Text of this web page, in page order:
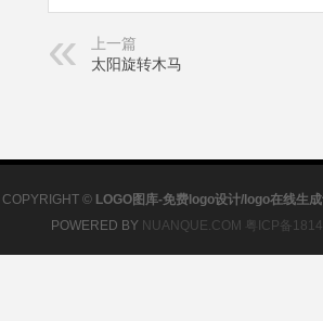
上一篇
太阳旋转木马
COPYRIGHT © LOGO图库-免费logo设计/logo在线生
POWERED BY NUANQUE.COM 粤ICP备